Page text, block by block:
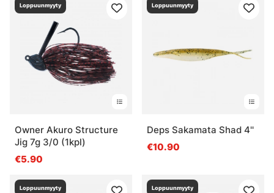
Loppuunmyyty
Owner Akuro Structure
Jig 7g 3/0 (1kpl)
€5.90
Loppuunmyyty
Deps Sakamata Shad 4''
€10.90
Loppuunmyyty Loppuunmyyty